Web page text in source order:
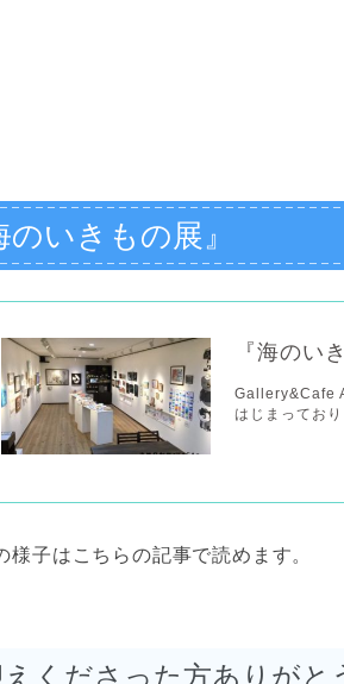
のいきもの展』
『海のい
Gallery&Cafe
はじまってお
様子はこちらの記事で読めます。
えくださった方ありがと